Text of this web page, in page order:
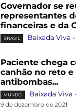
Governador se
representantes
financeiras e da
BRASIL Baixada Viva -
Paciente chega
canhão no reto e
antibombas...
MUNDO Baixada Viva
9 de dezembro de 2021